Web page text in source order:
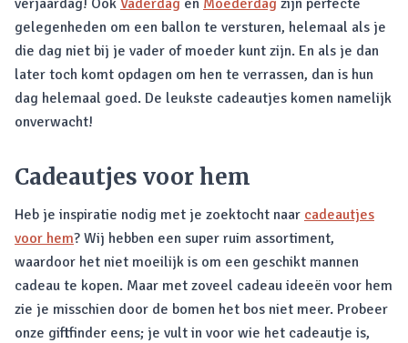
verjaardag! Ook Vaderdag en Moederdag zijn perfecte
gelegenheden om een ballon te versturen, helemaal als je
die dag niet bij je vader of moeder kunt zijn. En als je dan
later toch komt opdagen om hen te verrassen, dan is hun
dag helemaal goed. De leukste cadeautjes komen namelijk
onverwacht!
Cadeautjes voor hem
Heb je inspiratie nodig met je zoektocht naar cadeautjes
voor hem? Wij hebben een super ruim assortiment,
waardoor het niet moeilijk is om een geschikt mannen
cadeau te kopen. Maar met zoveel cadeau ideeën voor hem
zie je misschien door de bomen het bos niet meer. Probeer
onze giftfinder eens; je vult in voor wie het cadeautje is,